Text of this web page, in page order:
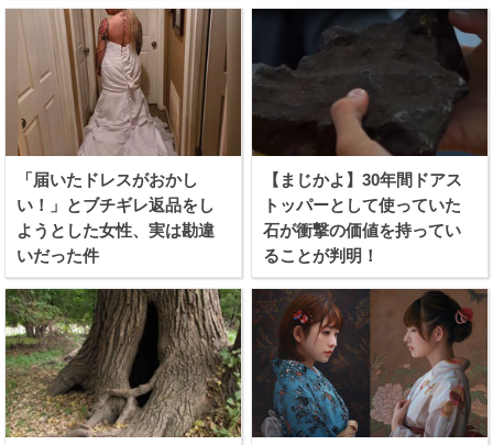
「届いたドレスがおかし
い！」とブチギレ返品をし
ようとした女性、実は勘違
いだった件
【まじかよ】30年間ドアス
トッパーとして使っていた
石が衝撃の価値を持ってい
ることが判明！